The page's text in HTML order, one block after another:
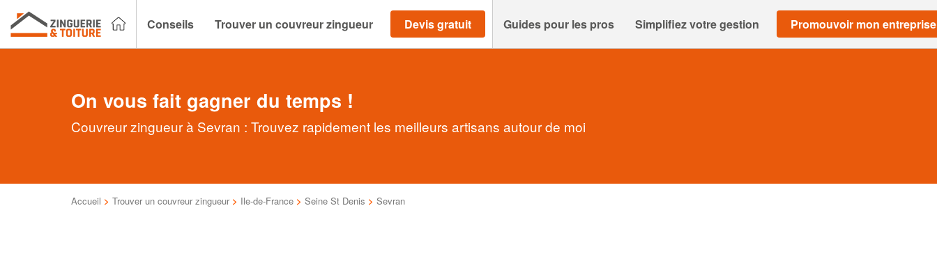
Conseils Trouver un couvreur zingueur Devis gratuit Guides pour les pros Simplifiez votre gestion Promouvoir mon entreprise
On vous fait gagner du temps !
Couvreur zingueur à Sevran : Trouvez rapidement les meilleurs artisans autour de moi
Accueil > Trouver un couvreur zingueur > Ile-de-France > Seine St Denis > Sevran